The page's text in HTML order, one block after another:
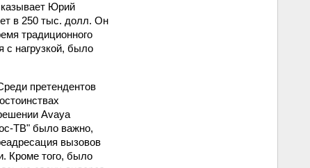
Юрий
в 250 тыс. долл. Он
традиционного
с нагрузкой, было
претендентов
Avaya
ТВ" было важно,
вызовов
Кроме того, было